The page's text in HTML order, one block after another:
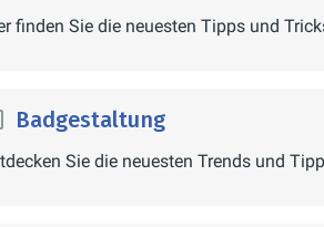
finden Sie die neuesten Tipps und
Badgestaltung
Sie die neuesten Trends und